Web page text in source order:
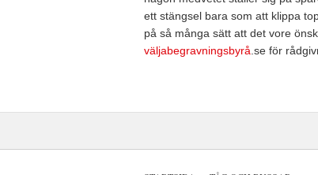
ett stängsel bara som att klippa
på så många sätt att det vore
väljabegravningsbyrå .se för